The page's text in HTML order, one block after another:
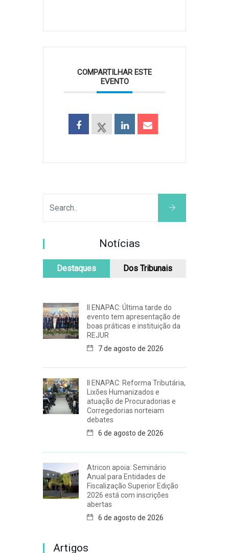
COMPARTILHAR ESTE
EVENTO
Notícias
Destaques Dos Tribunais
II ENAPAC: Última tarde do
evento tem apresentação de
boas práticas e instituição da
REJUR
7 de agosto de 2026
II ENAPAC: Reforma Tributária,
Lixões Humanizados e
atuação de Procuradorias e
Corregedorias norteiam
debates
6 de agosto de 2026
Atricon apoia: Seminário
Anual para Entidades de
Fiscalização Superior Edição
2026 está com inscrições
abertas
6 de agosto de 2026
Artigos